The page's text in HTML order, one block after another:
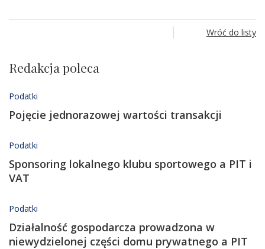
Wróć do listy
Redakcja poleca
Podatki
Pojęcie jednorazowej wartości transakcji
Podatki
Sponsoring lokalnego klubu sportowego a PIT i
VAT
Podatki
Działalność gospodarcza prowadzona w
niewydzielonej części domu prywatnego a PIT